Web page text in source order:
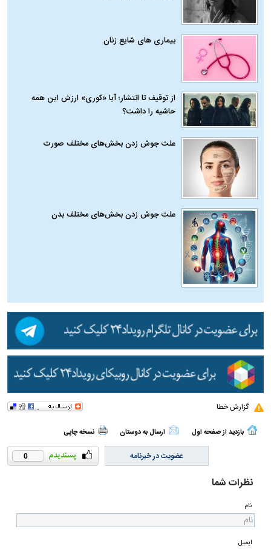
بیماری‌ های شایع زنان
از توقیف تا انتشار؛ آیا «کوری» ارزش این همه
حاشیه را داشت؟
علت جوش زدن بخش‌های مختلف صورت
علت جوش زدن بخش‌های مختلف بدن
گزارش خطا
بازدید از صفحه اول ارسال به دوستان نسخه چاپی
0 عضویت در خبرنامه
نظرات شما
نام
ایمیل